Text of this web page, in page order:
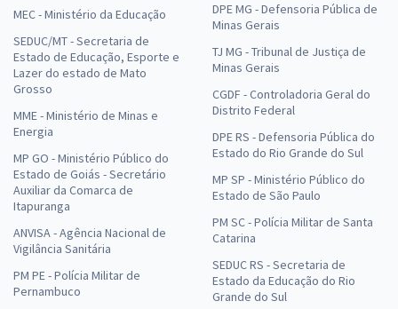
MEC - Ministério da Educação
SEDUC/MT - Secretaria de
Estado de Educação, Esporte e
Lazer do estado de Mato
Grosso
MME - Ministério de Minas e
Energia
MP GO - Ministério Público do
Estado de Goiás - Secretário
Auxiliar da Comarca de
Itapuranga
ANVISA - Agência Nacional de
Vigilância Sanitária
PM PE - Polícia Militar de
Pernambuco
DPE MG - Defensoria Pública de
Minas Gerais
TJ MG - Tribunal de Justiça de
Minas Gerais
CGDF - Controladoria Geral do
Distrito Federal
DPE RS - Defensoria Pública do
Estado do Rio Grande do Sul
MP SP - Ministério Público do
Estado de São Paulo
PM SC - Polícia Militar de Santa
Catarina
SEDUC RS - Secretaria de
Estado da Educação do Rio
Grande do Sul